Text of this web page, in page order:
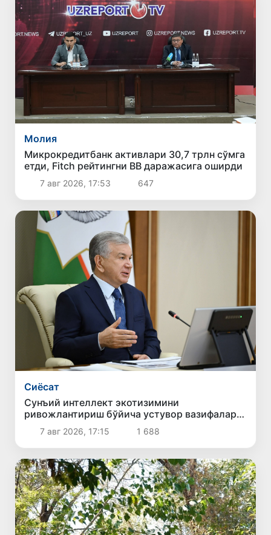
Молия
Микрокредитбанк активлари 30,7 трлн сўмга
етди, Fitch рейтингни BB даражасига оширди
7 авг 2026, 17:53 647
Сиёсат
Сунъий интеллект экотизимини
ривожлантириш бўйича устувор вазифалар
белгиланди
7 авг 2026, 17:15 1 688